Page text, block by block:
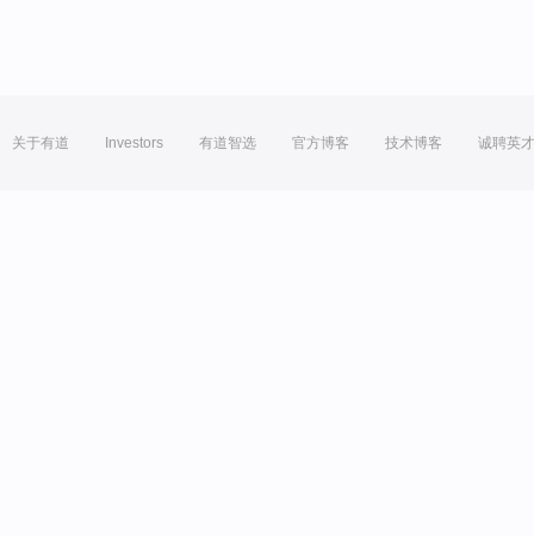
关于有道 Investors 有道智选 官方博客 技术博客 诚聘英才